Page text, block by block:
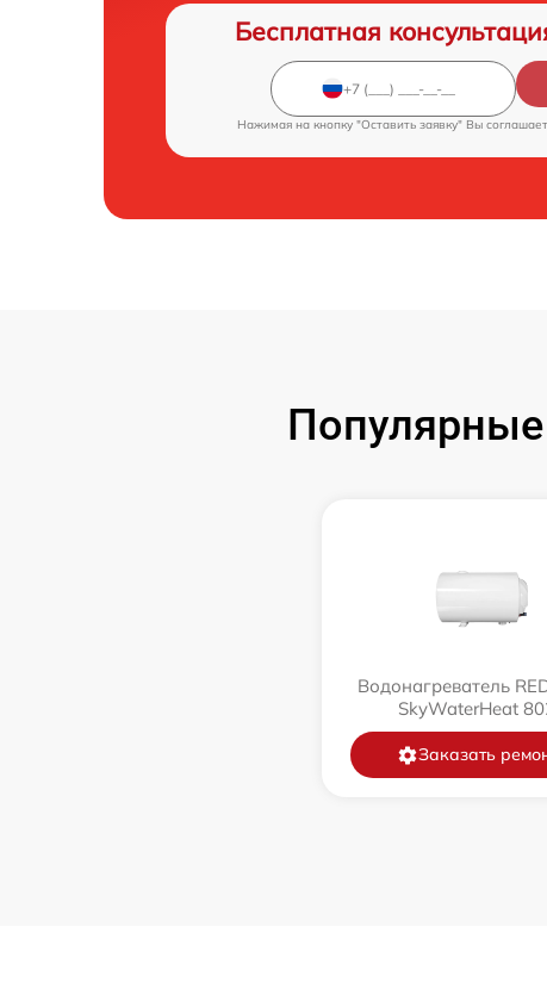
Бесплатная
Нажимая на кнопку "Оставить заявку" Вы
Популярные
Водонагреватель
SkyWaterHeat
Заказать